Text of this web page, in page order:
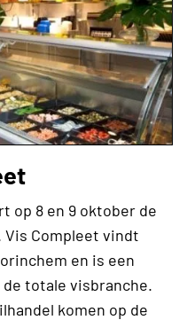
op 8 en 9 oktober de
Vis Compleet vindt
en is een
totale visbranche.
komen op de